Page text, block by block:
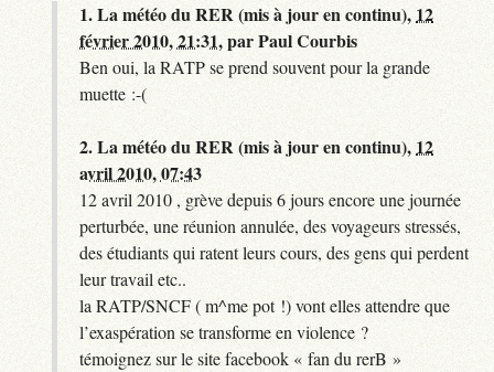
1.La météo du RER (mis à jour en continu), 12
février 2010, 21:31,parPaul Courbis
Ben oui, la RATP se prend souvent pour la grande
muette :-(
2.La météo du RER (mis à jour en continu), 12
avril 2010, 07:43
12 avril 2010 , grève depuis 6 jours encore une journée
perturbée, une réunion annulée, des voyageurs stressés,
des étudiants qui ratent leurs cours, des gens qui perdent
leur travail etc..
la RATP/SNCF ( m^me pot !) vont elles attendre que
l’exaspération se transforme en violence ?
témoignez sur le site facebook « fan du rerB »